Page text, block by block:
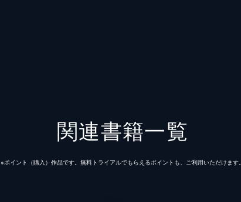
関連書籍一覧
※ポイント（購⼊）作品です。無料トライアルでもらえるポイントも、ご利⽤いただけます。